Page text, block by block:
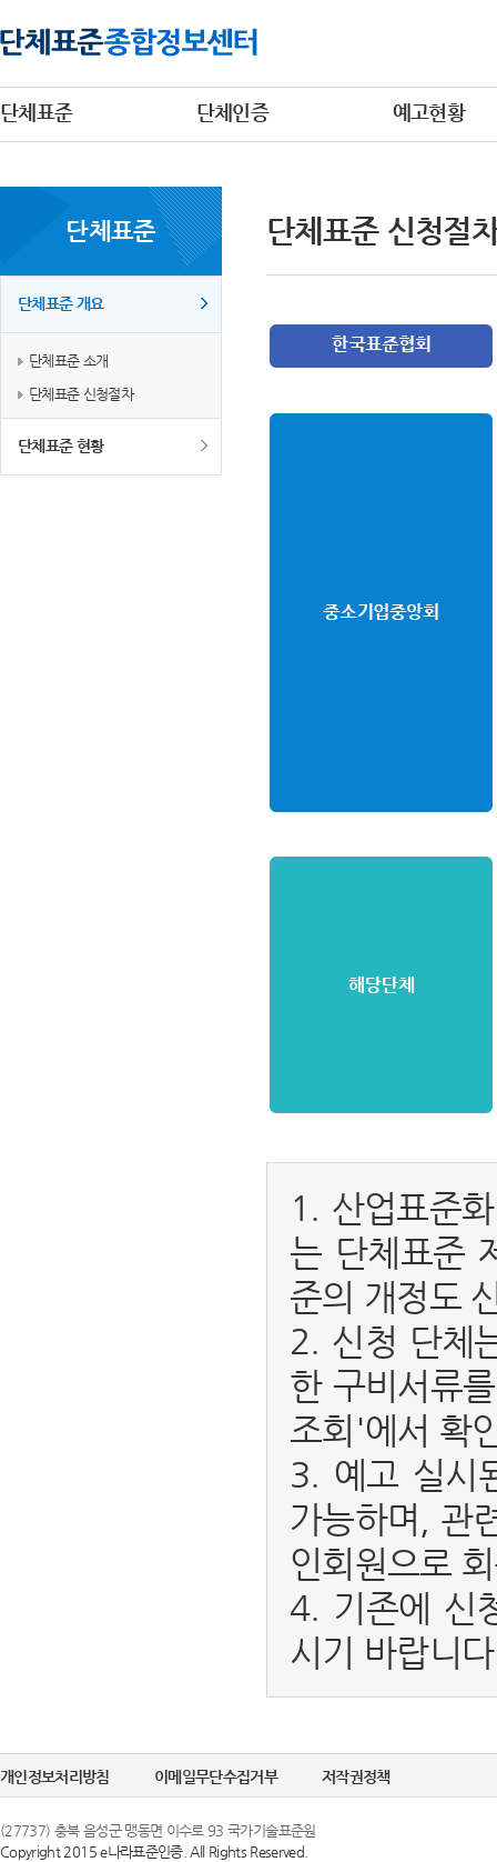
단체표준 단체인증 예고현황
단체표준
단체표준 개요
단체표준 소개
단체표준 신청절차
단체표준 현황
단체표준 신청절
1. 산업표준
는 단체표준
준의 개정도
2. 신청 단체
한 구비서류
조회'에서 확
3. 예고 실시
가능하며, 관
인회원으로
4. 기존에 신
시기 바랍니
개인정보처리방침 이메일무단수집거부 저작권정책
(27737) 충북 음성군 맹동면 이수로 93 국가기술표준원
Copyright 2015 e나라표준인증. All Rights Reserved.